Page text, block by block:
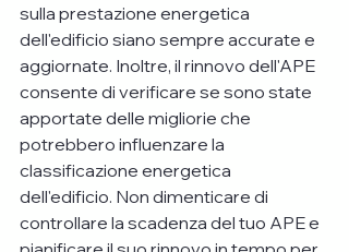
sulla prestazione energetica
dell'edificio siano sempre accurate e
aggiornate. Inoltre, il rinnovo dell'APE
consente di verificare se sono state
apportate delle migliorie che
potrebbero influenzare la
classificazione energetica
dell'edificio. Non dimenticare di
controllare la scadenza del tuo APE e